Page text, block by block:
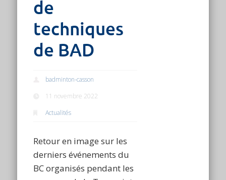
de
techniques
de BAD
badminton-casson
11 novembre 2022
Actualités
Retour en image sur les
derniers événements du
BC organisés pendant les